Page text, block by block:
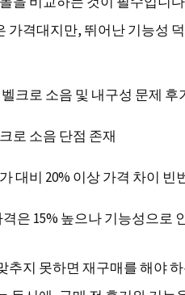
가격대지만, 뛰어난 기능성
크로 소음 및 내구성 문제 후
로 소음 단점 존재
대비 20% 이상 가격 차이 빈
은 15% 높으나 기능성으로
추지 못하면 재구매를 해야